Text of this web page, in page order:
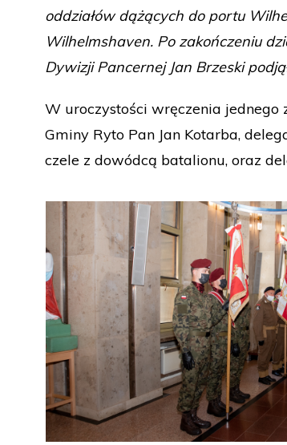
oddziałów dążących do portu
Wilhelmshaven. Po zakończeniu
Dywizji Pancernej Jan Brzeski
W uroczystości wręczenia jednego
Gminy Ryto Pan Jan Kotarba,
czele z dowódcą batalionu, oraz